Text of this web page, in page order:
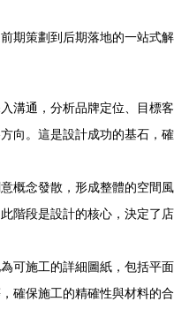
期策劃到后期落地的一站式解
溝通，分析品牌定位、目標客
向。這是設計成功的基石，確
概念發散，形成整體的空間風
階段是設計的核心，決定了店
可施工的詳細圖紙，包括平面
確保施工的精確性與材料的合